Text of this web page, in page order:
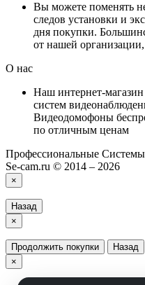
Вы можете поменять
следов установки и
дня покупки.
от нашей
О нас
Наш интернет-
систем
Видеодомофоны
по отличным ценам
Профессиональные
Se-cam.ru © 2014 – 2026
×
Назад
×
Продолжить покупки
Назад
×